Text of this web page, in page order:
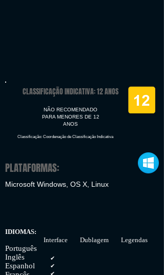
CLASSIFICAÇÃO INDICATIVA: 12 ANOS
NÃO RECOMENDADO
PARA MENORES DE 12
ANOS
Classificação: Coordenação de Classificação Indicativa
PLATAFORMAS:
Microsoft Windows, OS X, Linux
IDIOMAS:
Interface Dublagem Legendas
Português
Inglês
Espanhol
✔
✔
✔